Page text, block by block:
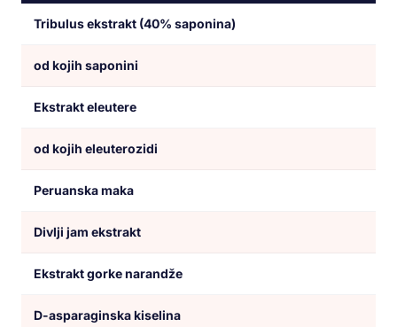
Tribulus ekstrakt (40% saponina)
od kojih saponini
Ekstrakt eleutere
od kojih eleuterozidi
Peruanska maka
Divlji jam ekstrakt
Ekstrakt gorke narandže
D-asparaginska kiselina